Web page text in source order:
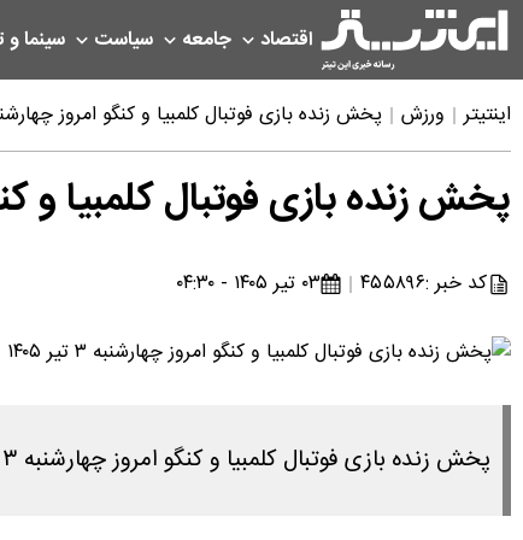
اقتصاد جامعه سیاست سینما و
اینتیتر ورزش پخش زنده بازی فوتبال کلمبیا و کنگو امروز چهارشنبه ۳ تیر ۱۴۰۵ در جام جهانی
پخش زنده بازی فوتبال کلمبیا و کنگو امروز
کد خبر :۴۵۵۸۹۶ ۰۳ تیر ۱۴۰۵ - ۰۴:۳۰
پخش زنده بازی فوتبال کلمبیا و کنگو امروز چهارشنبه ۳ تیر ۱۴۰۵ در جام جهانی ۲۰۲۶ را در این لینک مشاهده می کنید.